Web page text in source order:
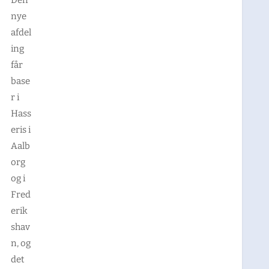
nye
afdel
ing
får
base
r i
Hass
eris i
Aalb
org
og i
Fred
erik
shav
n, og
det